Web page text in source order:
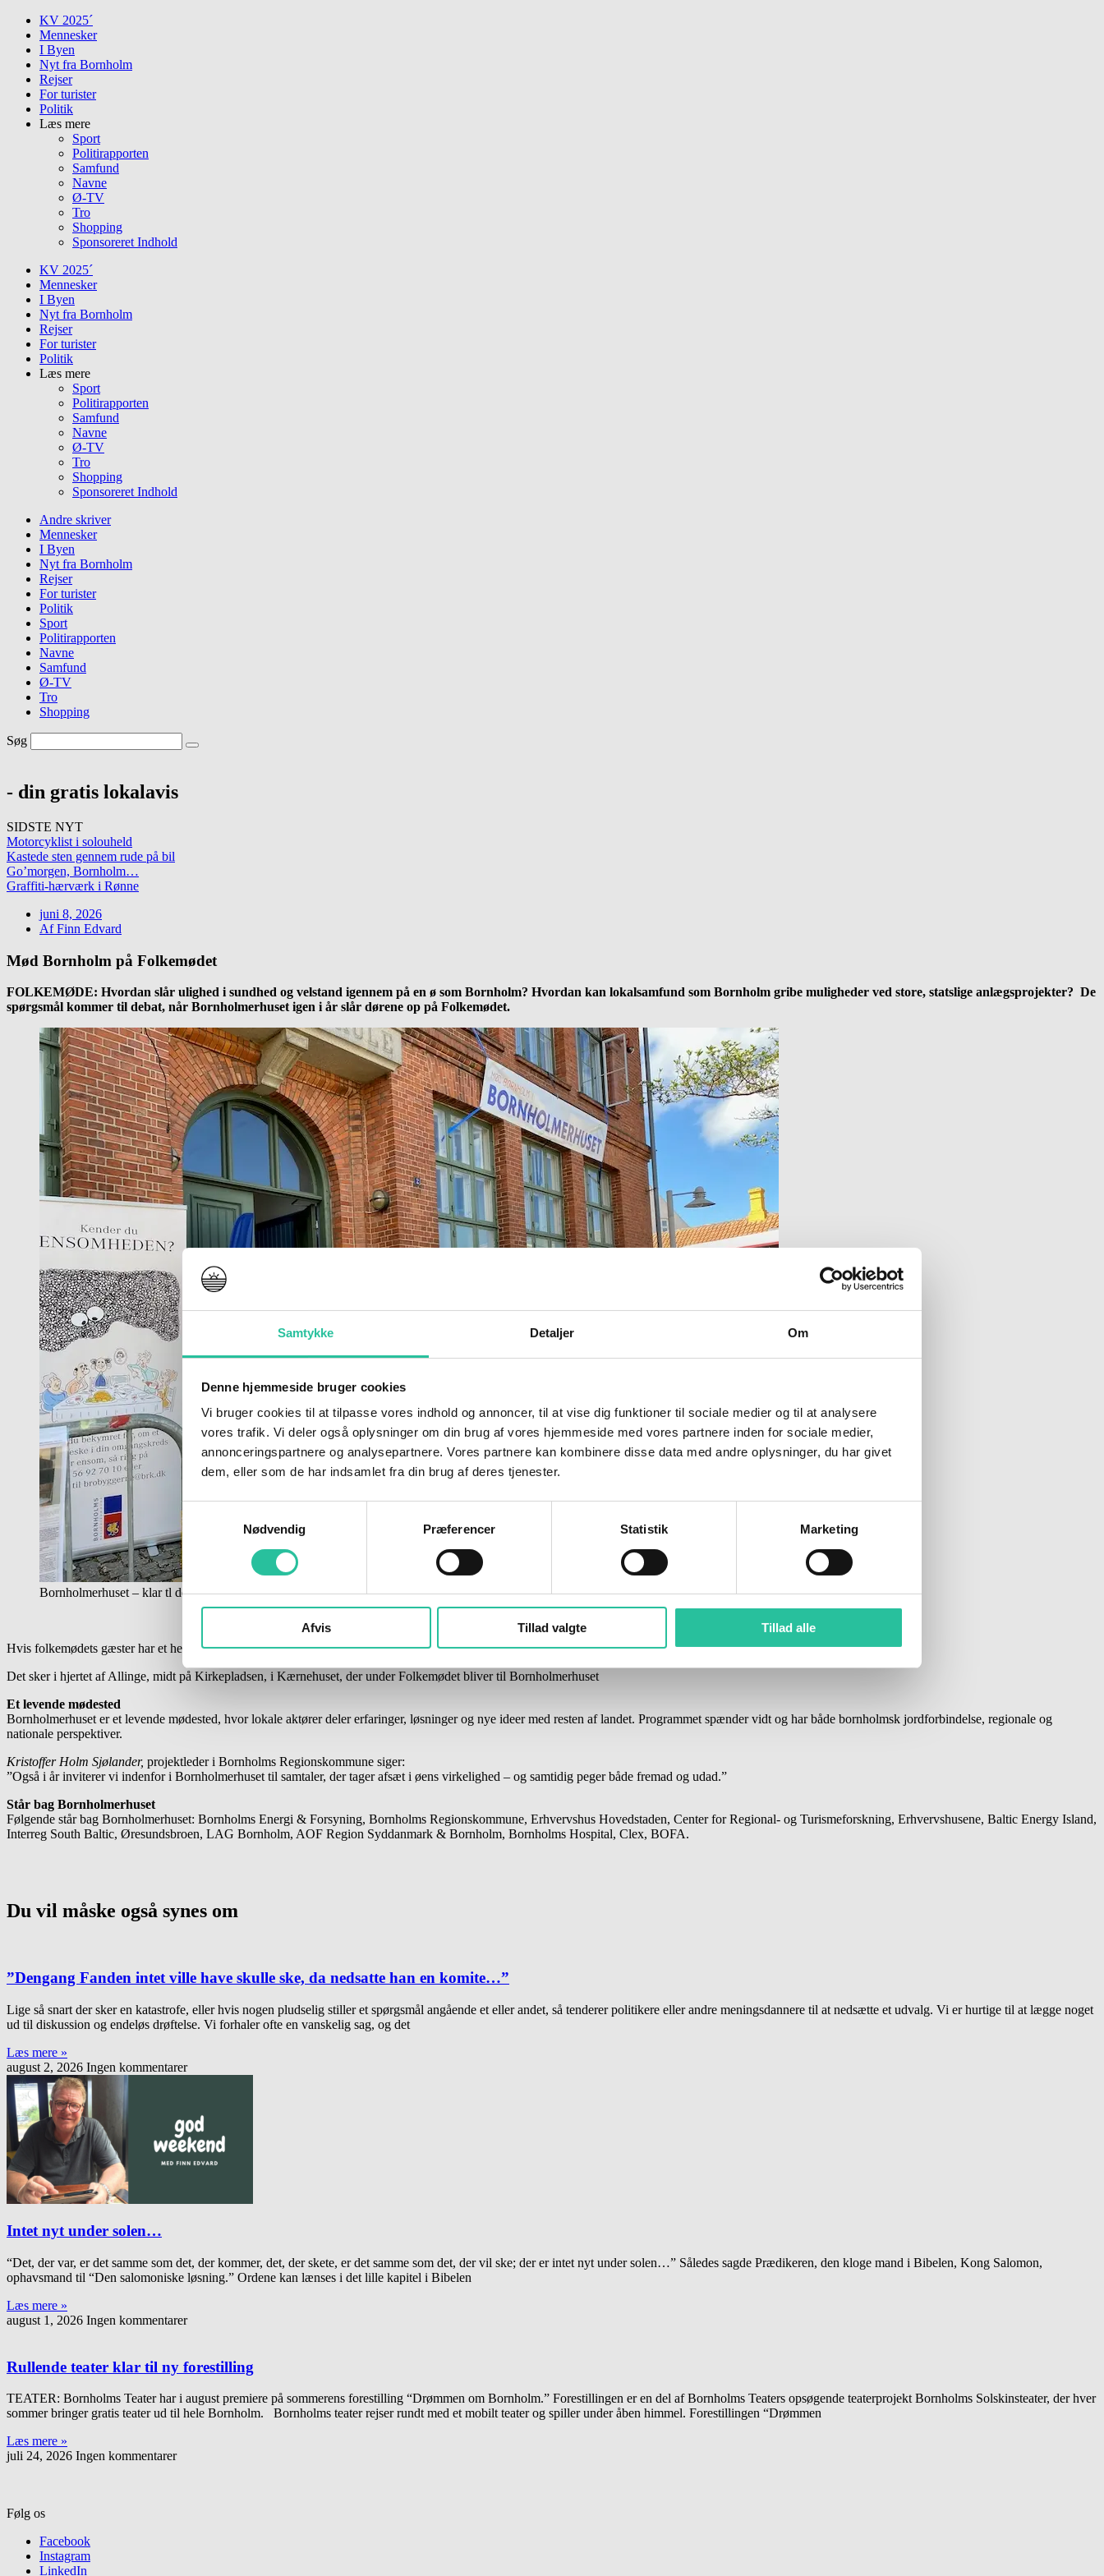
Samtykke Detaljer Om
Denne hjemmeside bruger cookies
Vi bruger cookies til at tilpasse vores indhold og annoncer, til at vise dig funktioner til sociale medier og til at analysere
vores trafik. Vi deler også oplysninger om din brug af vores hjemmeside med vores partnere inden for sociale medier,
annonceringspartnere og analysepartnere. Vores partnere kan kombinere disse data med andre oplysninger, du har givet
dem, eller som de har indsamlet fra din brug af deres tjenester.
Samtykkevalg
Nødvendig
Præferencer Statistik Marketing
Afvis Tillad valgte Tillad alle
Skip
content
KV 2025´
Mennesker
I Byen
Nyt fra Bornholm
Rejser
For turister
Politik
Læs mere
Sport
Politirapporten
Samfund
Navne
Ø-TV
Tro
Shopping
Sponsoreret Indhold
KV 2025´
Mennesker
I Byen
Nyt fra Bornholm
Rejser
For turister
Politik
Læs mere
Sport
Politirapporten
Samfund
Navne
Ø-TV
Tro
Shopping
Sponsoreret Indhold
Andre skriver
Mennesker
I Byen
Nyt fra Bornholm
Rejser
For turister
Politik
Sport
Politirapporten
Navne
Samfund
Ø-TV
Tro
Shopping
Søg
- din gratis lokalavis
SIDSTE NYT
Motorcyklist i solouheld
Kastede sten gennem rude på bil
Go’morgen, Bornholm…
Graffiti-hærværk i Rønne
juni 8, 2026
AfFinn Edvard
Mød Bornholm på Folkemødet
FOLKEMØDE: Hvordan slår ulighed i sundhed og velstand igennem på en ø som Bornholm? Hvordan kan lokalsamfund som Bornholm gribe muligheder ved store, statslige anlægsprojekter? De
spørgsmål kommer til debat, når Bornholmerhuset igen i år slår dørene op på Folkemødet.
Bornholmerhuset – klar tl debat
Hvis folkemødets gæster har et hedt ønske om at blive klog på det bornholmske sprog, er der i år også chance for selv “å lær borrijnholmst.”
Det sker i hjertet af Allinge, midt på Kirkepladsen, i Kærnehuset, der under Folkemødet bliver til Bornholmerhuset
Et levende mødested
Bornholmerhuset er et levende mødested, hvor lokale aktører deler erfaringer, løsninger og nye ideer med resten af landet. Programmet spænder vidt og har både bornholmsk jordforbindelse, regionale og
nationale perspektiver.
Kristoffer Holm Sjølander, projektleder i Bornholms Regionskommune siger:
”Også i år inviterer vi indenfor i Bornholmerhuset til samtaler, der tager afsæt i øens virkelighed – og samtidig peger både fremad og udad.”
Står bag Bornholmerhuset
Følgende står bag Bornholmerhuset: Bornholms Energi & Forsyning, Bornholms Regionskommune, Erhvervshus Hovedstaden, Center for Regional- og Turismeforskning, Erhvervshusene, Baltic Energy Island,
Interreg South Baltic, Øresundsbroen, LAG Bornholm, AOF Region Syddanmark & Bornholm, Bornholms Hospital, Clex, BOFA.
Du vil måske også synes om
”Dengang Fanden intet ville have skulle ske, da nedsatte han en komite…”
Lige så snart der sker en katastrofe, eller hvis nogen pludselig stiller et spørgsmål angående et eller andet, så tenderer politikere eller andre meningsdannere til at nedsætte et udvalg. Vi er hurtige til at lægge noget
ud til diskussion og endeløs drøftelse. Vi forhaler ofte en vanskelig sag, og det
Læs mere »
august 2, 2026 Ingen kommentarer
Intet nyt under solen…
“Det, der var, er det samme som det, der kommer, det, der skete, er det samme som det, der vil ske; der er intet nyt under solen…” Således sagde Prædikeren, den kloge mand i Bibelen, Kong Salomon,
ophavsmand til “Den salomoniske løsning.” Ordene kan lænses i det lille kapitel i Bibelen
Læs mere »
august 1, 2026 Ingen kommentarer
Rullende teater klar til ny forestilling
TEATER: Bornholms Teater har i august premiere på sommerens forestilling “Drømmen om Bornholm.” Forestillingen er en del af Bornholms Teaters opsøgende teaterprojekt Bornholms Solskinsteater, der hver
sommer bringer gratis teater ud til hele Bornholm. Bornholms teater rejser rundt med et mobilt teater og spiller under åben himmel. Forestillingen “Drømmen
Læs mere »
juli 24, 2026 Ingen kommentarer
Følg os
Facebook
Instagram
LinkedIn